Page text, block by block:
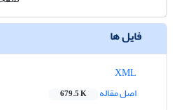
فایل ها
اصل مقاله
679.5 K